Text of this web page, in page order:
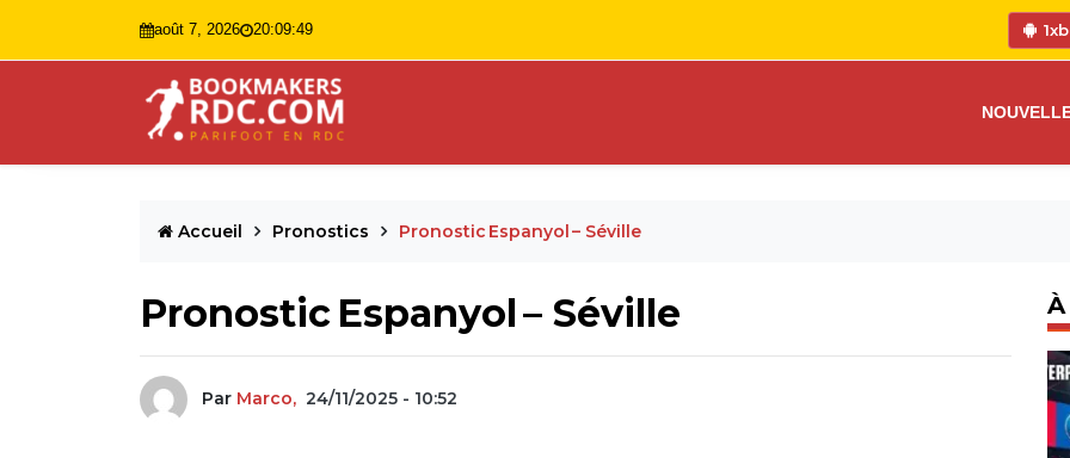
août 7, 2026 20:09:50
Accueil Pronostics Pronostic Espanyol – Séville
Pronostic Espanyol – Séville
Par Marco, 24/11/2025 - 10:52